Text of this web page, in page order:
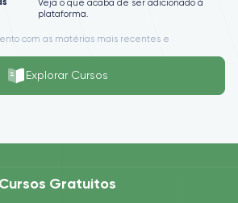
Veja o que acaba de ser adicionado à
plataforma.
com as matérias mais recentes e
Explorar Cursos
Cursos Gratuitos